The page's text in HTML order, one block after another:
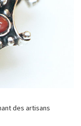
des artisans